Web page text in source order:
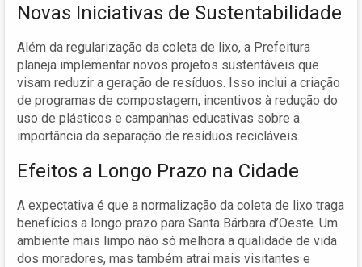
Novas Iniciativas de Sustentabilidade
Além da regularização da coleta de lixo, a Prefeitura
planeja implementar novos projetos sustentáveis que
visam reduzir a geração de resíduos. Isso inclui a criação
de programas de compostagem, incentivos à redução do
uso de plásticos e campanhas educativas sobre a
importância da separação de resíduos recicláveis.
Efeitos a Longo Prazo na Cidade
A expectativa é que a normalização da coleta de lixo traga
benefícios a longo prazo para Santa Bárbara d’Oeste. Um
ambiente mais limpo não só melhora a qualidade de vida
dos moradores, mas também atrai mais visitantes e